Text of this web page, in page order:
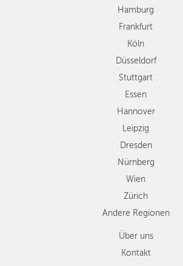
Essen
Dresden
Nürnberg
Wien
Zürich
Andere
Regionen
Hamburg
Frankfurt
Köln
Düsseldorf
Stuttgart
Essen
Hannover
Leipzig
Dresden
Nürnberg
Wien
Zürich
Andere Regionen
Über uns
Kontakt